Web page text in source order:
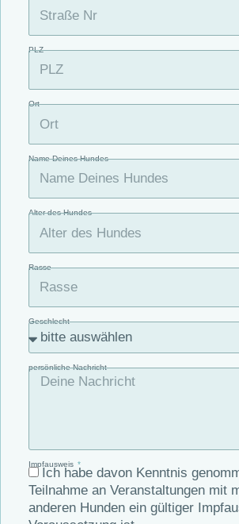
PLZ
Ort
Name Deines Hundes
Alter des Hundes
Rasse
Geschlecht
persönliche Nachricht
Impfausweis
Ich habe davon Kenntnis
Teilnahme an Veranstaltungen mit
anderen Hunden ein gültiger